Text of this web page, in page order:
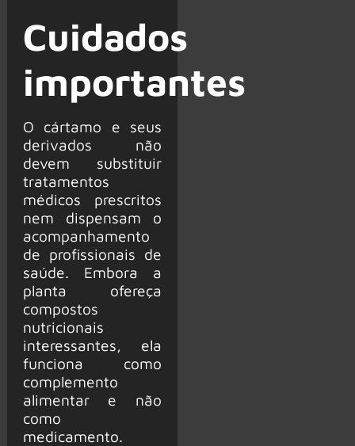
Cuidados
importantes
O cártamo e seus
derivados não
devem substituir
tratamentos
médicos prescritos
nem dispensam o
acompanhamento
de profissionais de
saúde. Embora a
planta ofereça
compostos
nutricionais
interessantes, ela
funciona como
complemento
alimentar e não
como
medicamento.